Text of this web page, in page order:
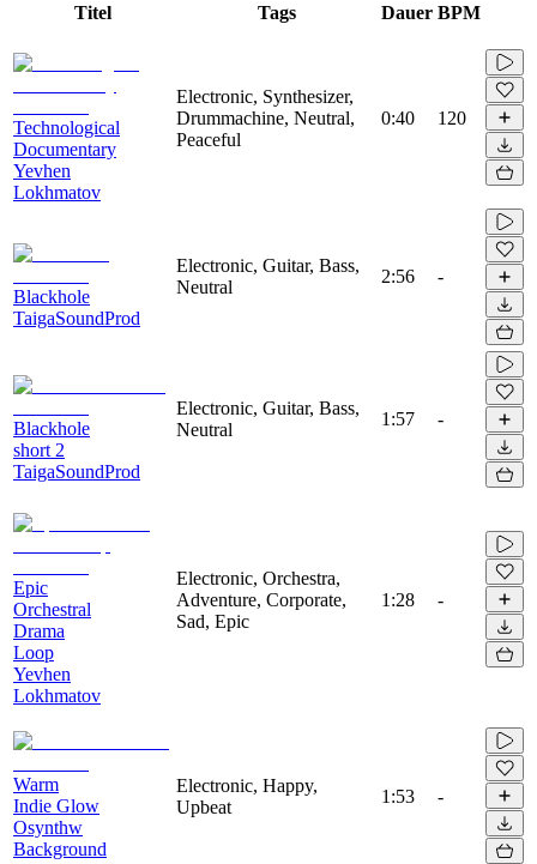
Titel Tags Dauer BPM
Technological
Documentary
Yevhen
Lokhmatov
Electronic, Synthesizer,
Drummachine, Neutral,
Peaceful
0:40 120
Blackhole
TaigaSoundProd
Electronic, Guitar, Bass,
Neutral
2:56 -
Blackhole
short 2
TaigaSoundProd
Electronic, Guitar, Bass,
Neutral
1:57 -
Epic
Orchestral
Drama
Loop
Yevhen
Lokhmatov
Electronic, Orchestra,
Adventure, Corporate,
Sad, Epic
1:28 -
Warm
Indie Glow
Osynthw
Background
Electronic, Happy,
Upbeat
1:53 -